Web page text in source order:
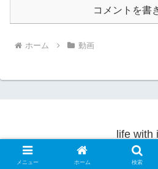
コメントを書
ホーム 動画
life with i
© 2010-2026 life
メニュー ホーム 検索